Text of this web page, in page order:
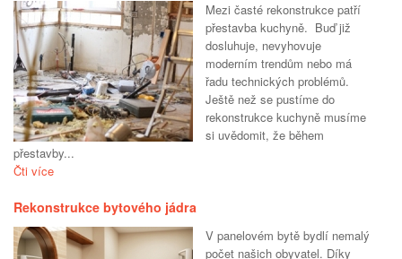
Mezi časté rekonstrukce patří
přestavba kuchyně. Buď již
dosluhuje, nevyhovuje
moderním trendům nebo má
řadu technických problémů.
Ještě než se pustíme do
rekonstrukce kuchyně musíme
si uvědomit, že během
přestavby...
Čti více
Rekonstrukce bytového jádra
V panelovém bytě bydlí nemalý
počet našich obyvatel. Díky